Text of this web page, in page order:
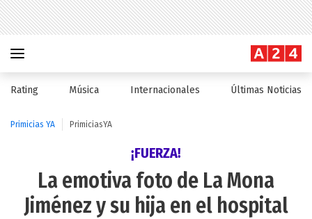
Rating Música Internacionales Últimas Noticias
Primicias YA PrimiciasYA
¡FUERZA!
La emotiva foto de La Mona
Jiménez y su hija en el hospital